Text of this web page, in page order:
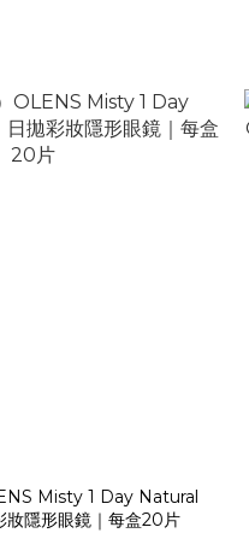
Misty 1 Day Natural
隱形眼鏡｜每盒20片